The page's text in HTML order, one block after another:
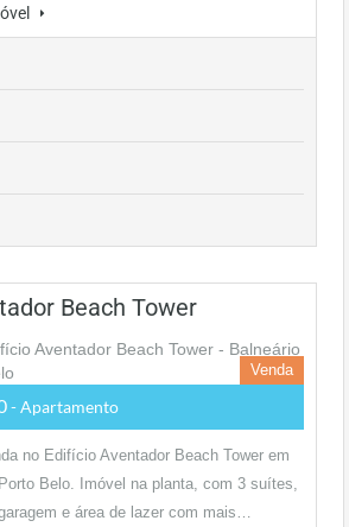
Beach Tower
Venda
- Apartamento
no Edifício Aventador Beach Tower em
Belo. Imóvel na planta, com 3 suítes,
e área de lazer com mais…